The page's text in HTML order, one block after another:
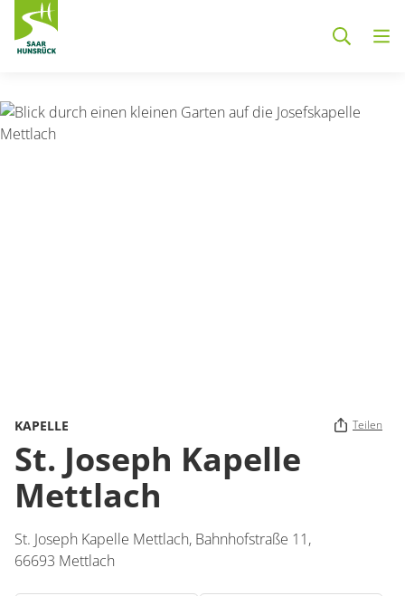
KAPELLE Teilen
St. Joseph Kapelle
Mettlach
St. Joseph Kapelle Mettlach, Bahnhofstraße 11,
66693 Mettlach